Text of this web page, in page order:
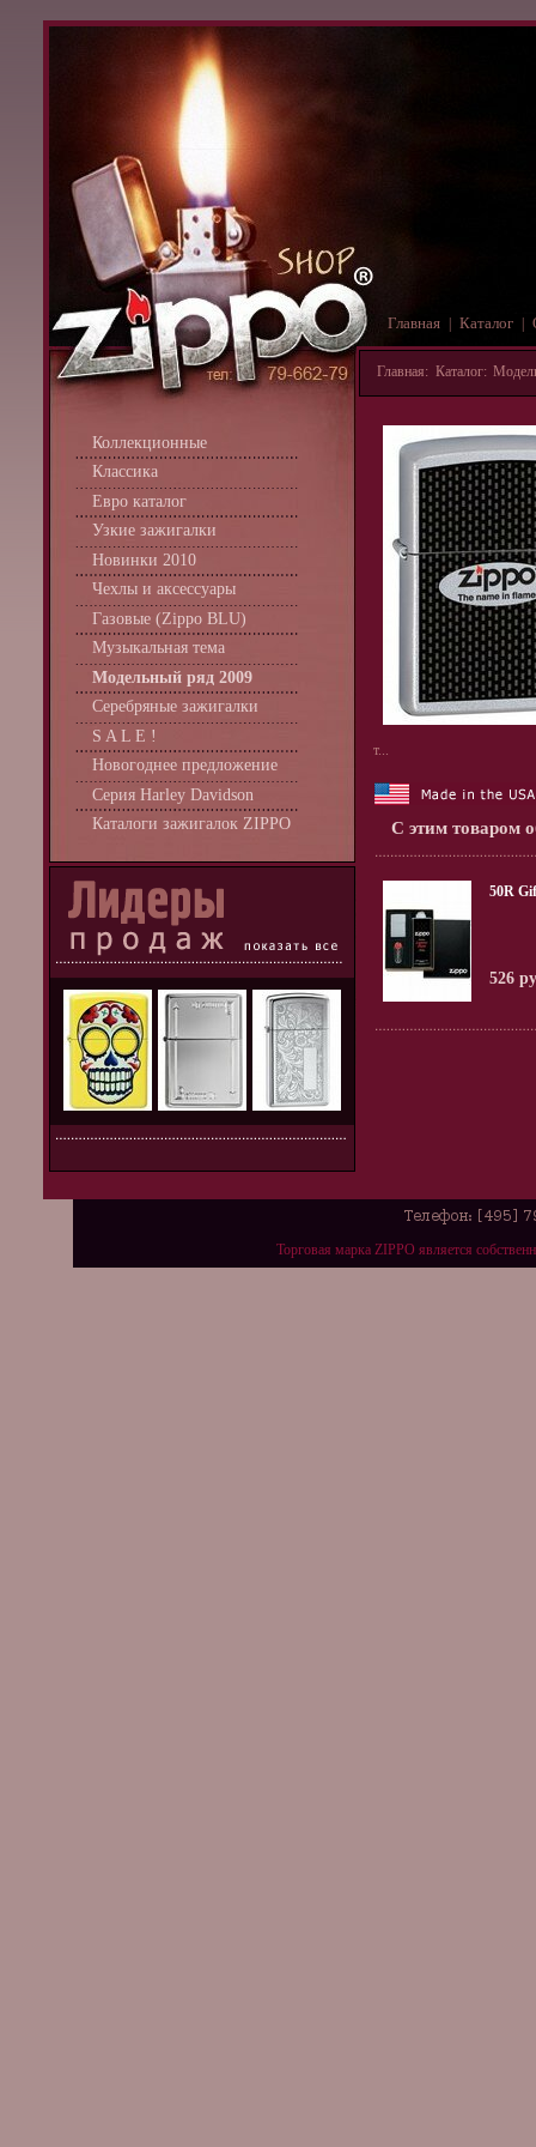
Главная Каталог
Коллекционные
Классика
Евро каталог
Узкие зажигалки
Новинки 2010
Чехлы и аксессуары
Газовые (Zippo BLU)
Музыкальная тема
Модельный ряд 2009
Серебряные зажигалки
S A L E !
Новогоднее предложение
Серия Harley Davidson
Каталоги зажигалок ZIPPO
Главная: Каталог:
т...
С этим товаром
50R
526
Торговая марка ZIPPO является